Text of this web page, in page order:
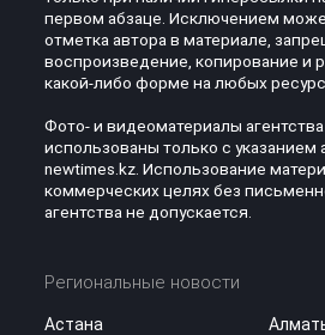
первом абзаце. Исключением
отметка автора в материале,
воспроизведение, копирование и
какой-либо форме на любых
Фото- и видеоматериалы
использованы только с указанием
newtimes.kz. Использование
коммерческих целях без
агентства не допускается.
Региональные новости
Астана